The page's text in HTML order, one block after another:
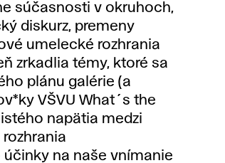
súčasnosti v okruhoch,
diskurz, premeny
umelecké rozhrania
zrkadlia témy, ktoré sa
plánu galérie (a
VŠVU What´s the
napätia medzi
na naše vnímanie